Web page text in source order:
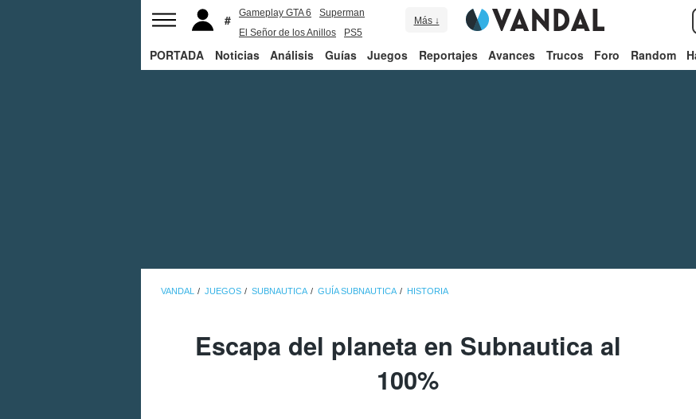
Gameplay GTA 6
Superman
El Señor de los Anillos
PS5
Más ↓
PORTADA Noticias Análisis Guías Juegos Reportajes Avances Trucos Foro Random
VANDAL JUEGOS SUBNAUTICA GUÍA SUBNAUTICA HISTORIA
Escapa del planeta en Subnautica al
100%